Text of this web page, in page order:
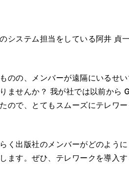
システム担当をしている阿井 貞
のの、メンバーが遠隔にいるせ
ませんか？ 我が社では以前から
ので、とてもスムーズにテレワ
く出版社のメンバーがどのよう
ます。ぜひ、テレワークを導入